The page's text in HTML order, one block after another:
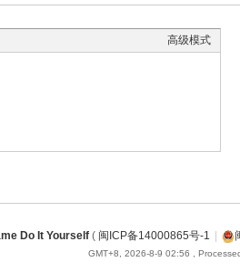
高级模式
Do It Yourself( 闽ICP备14000865号-1
GMT+8, 2026-8-9 02:56 ,